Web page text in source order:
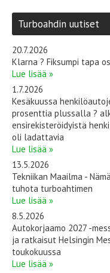
Turboahdin uutiset
20.7.2026
Klarna ? Fiksumpi tapa
Lue lisää »
1.7.2026
Kesäkuussa
prosenttia plussalla ?
ensirekisteröidyistä
oli ladattavia
Lue lisää »
13.5.2026
Tekniikan Maailma -
tuhota turboahtimen
Lue lisää »
8.5.2026
Autokorjaamo 2027 -
ja ratkaisut Helsingin
toukokuussa
Lue lisää »